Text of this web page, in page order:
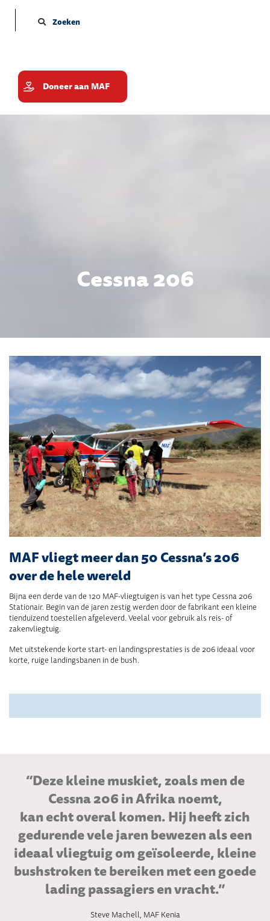
Zoeken
Doneer aan MAF
Cessna 206
MAF vliegt meer dan 50 Cessna’s 206
over de hele wereld
Bijna een derde van de 120 MAF-vliegtuigen is van het type Cessna 206
Stationair. Begin van de jaren zestig werden door de fabrikant een kleine
tienduizend toestellen afgeleverd. Veelal voor gebruik als reis- of
zakenvliegtuig.
Met uitstekende korte start- en landingsprestaties is de 206 ideaal voor
korte, ruige landingsbanen in de bush.
“Deze kleine muskiet, zoals men de
Cessna 206 in Afrika noemt,
kan echt overal komen. Hij heeft zich
gedurende vele jaren bewezen als een
ideaal vliegtuig om geïsoleerde, kleine
bushstroken te bereiken met een goede
lading passagiers en vracht.”
Steve Machell, MAF Kenia